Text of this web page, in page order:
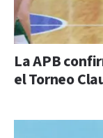
La APB
el Torneo